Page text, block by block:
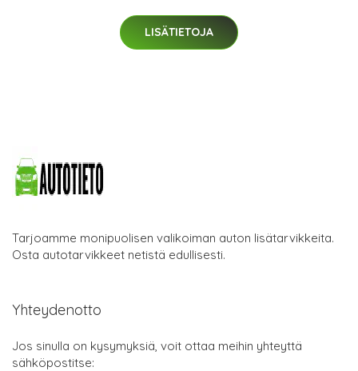
LISÄTIETOJA
Tarjoamme monipuolisen valikoiman auton lisätarvikkeita.
Osta autotarvikkeet netistä edullisesti.
Yhteydenotto
Jos sinulla on kysymyksiä, voit ottaa meihin yhteyttä
sähköpostitse: